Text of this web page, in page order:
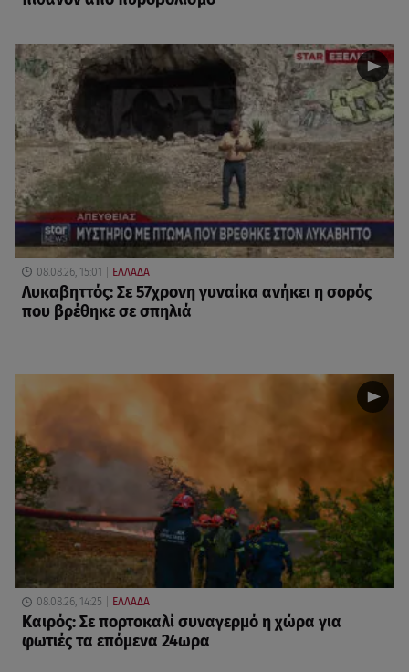
08.08.26, 15:01 ΕΛΛΑΔΑ
Λυκαβηττός: Σε 57χρονη γυναίκα ανήκει η σορός
που βρέθηκε σε σπηλιά
08.08.26, 14:25 ΕΛΛΑΔΑ
Καιρός: Σε πορτοκαλί συναγερμό η χώρα για
φωτιές τα επόμενα 24ωρα